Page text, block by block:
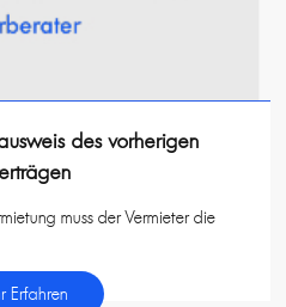
des vorherigen
muss der Vermieter die
Erfahren